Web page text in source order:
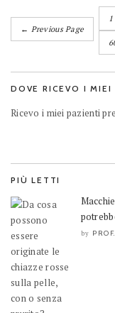
← Previous Page
1
DOVE RICEVO I MIEI
Ricevo i miei pazienti
PIÙ LETTI
by